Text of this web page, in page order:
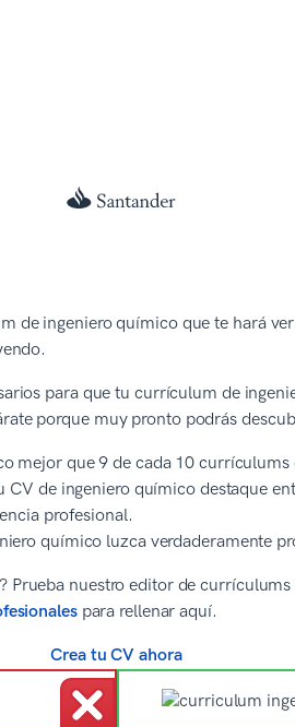
de ingeniero químico que te hará
para que tu currículum de
porque muy pronto podrás
mejor que 9 de cada 10 currículums
CV de ingeniero químico destaque
profesional.
químico luzca verdaderamente
Prueba nuestro editor de
para rellenar aquí.
Crea tu CV ahora